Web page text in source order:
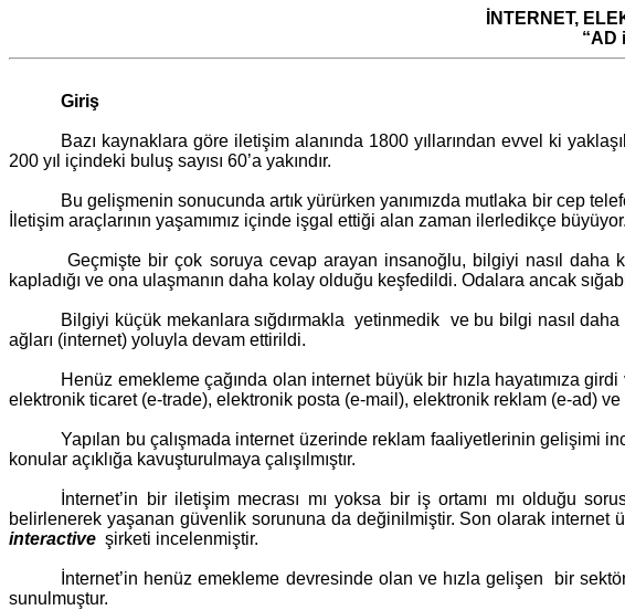
İNTERNET,
“AD
Giriş
Bazı kaynaklara göre iletişim alanında 1800 yıllarından evvel ki
200 yıl içindeki buluş sayısı 60’a yakındır.
Bu gelişmenin sonucunda artık yürürken yanımızda mutlaka bir cep
İletişim araçlarının yaşamımız içinde işgal ettiği alan zaman ilerledikçe
Geçmişte bir çok soruya cevap arayan insanoğlu, bilgiyi nasıl daha
kapladığı ve ona ulaşmanın daha kolay olduğu keşfedildi. Odalara ancak
Bilgiyi küçük mekanlara sığdırmakla yetinmedik ve bu bilgi nasıl
ağları (internet) yoluyla devam ettirildi.
Henüz emekleme çağında olan internet büyük bir hızla hayatımıza
elektronik ticaret (e-trade), elektronik posta (e-mail), elektronik reklam (e-ad)
Yapılan bu çalışmada internet üzerinde reklam faaliyetlerinin gelişimi
konular açıklığa kavuşturulmaya çalışılmıştır.
İnternet’in bir iletişim mecrası mı yoksa bir iş ortamı mı olduğu
belirlenerek yaşanan güvenlik sorununa da değinilmiştir. Son olarak internet
interactive şirketi incelenmiştir.
İnternet’in henüz emekleme devresinde olan ve hızla gelişen bir
sunulmuştur.